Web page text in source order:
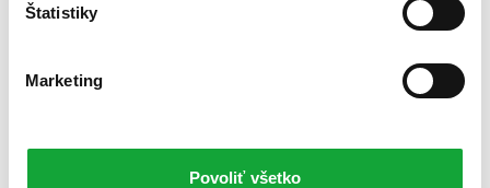
Štatistiky
Marketing
Povoliť všetko